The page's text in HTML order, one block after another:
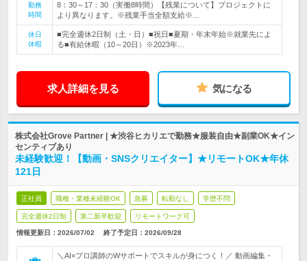
勤務
時間
8：30～17：30（実働8時間）【残業について】プロジェクトに
より異なります。※残業手当全額支給※…
休日
休暇
■完全週休2日制（土・日）■祝日■夏期・年末年始※就業先によ
る■有給休暇（10～20日）※2023年…
求人詳細を見る 気になる
株式会社Grove Partner | ★渋谷ヒカリエで勤務★服装自由★副業OK★イン
センティブあり
未経験歓迎！【動画・SNSクリエイター】★リモートOK★年休
121日
正社員 職種・業種未経験OK 急募 転勤なし 学歴不問
完全週休2日制 第二新卒歓迎 リモートワーク可
情報更新日：2026/07/02 終了予定日： 2026/09/28
＼AI×プロ講師のWサポートでスキルが身につく！／ 動画編集・